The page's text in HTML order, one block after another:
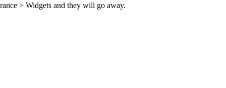
> Widgets and they will go away.